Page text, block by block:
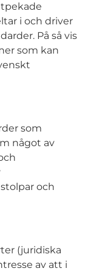
i och driver
På så vis
som kan
som
något av
och
(juridiska
av att i